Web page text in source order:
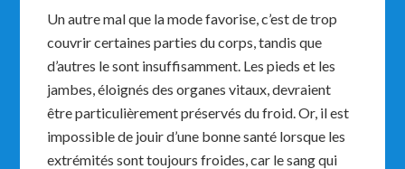
Un autre mal que la mode favorise, c’est de trop
couvrir certaines parties du corps, tandis que
d’autres le sont insuffisamment. Les pieds et les
jambes, éloignés des organes vitaux, devraient
être particulièrement préservés du froid. Or, il est
impossible de jouir d’une bonne santé lorsque les
extrémités sont toujours froides, car le sang qui